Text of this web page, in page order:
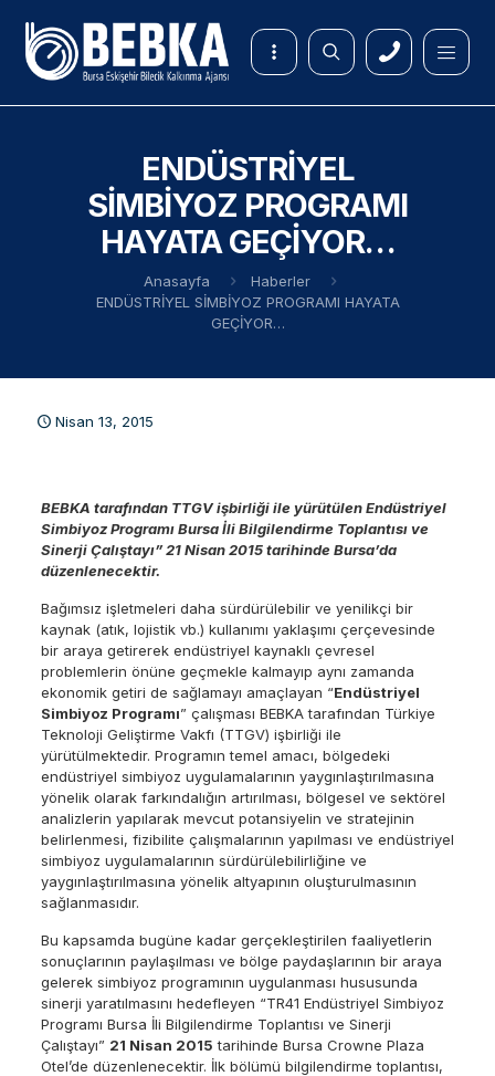
ENDÜSTRİYEL
SİMBİYOZ PROGRAMI
HAYATA GEÇİYOR…
Anasayfa
Haberler
ENDÜSTRİYEL SİMBİYOZ PROGRAMI HAYATA
GEÇİYOR…
Nisan 13, 2015
BEBKA tarafından TTGV işbirliği ile yürütülen Endüstriyel
Simbiyoz Programı Bursa İli Bilgilendirme Toplantısı ve
Sinerji Çalıştayı” 21 Nisan 2015 tarihinde Bursa’da
düzenlenecektir.
Bağımsız işletmeleri daha sürdürülebilir ve yenilikçi bir
kaynak (atık, lojistik vb.) kullanımı yaklaşımı çerçevesinde
bir araya getirerek endüstriyel kaynaklı çevresel
problemlerin önüne geçmekle kalmayıp aynı zamanda
ekonomik getiri de sağlamayı amaçlayan “Endüstriyel
Simbiyoz Programı” çalışması BEBKA tarafından Türkiye
Teknoloji Geliştirme Vakfı (TTGV) işbirliği ile
yürütülmektedir. Programın temel amacı, bölgedeki
endüstriyel simbiyoz uygulamalarının yaygınlaştırılmasına
yönelik olarak farkındalığın artırılması, bölgesel ve sektörel
analizlerin yapılarak mevcut potansiyelin ve stratejinin
belirlenmesi, fizibilite çalışmalarının yapılması ve endüstriyel
simbiyoz uygulamalarının sürdürülebilirliğine ve
yaygınlaştırılmasına yönelik altyapının oluşturulmasının
sağlanmasıdır.
Bu kapsamda bugüne kadar gerçekleştirilen faaliyetlerin
sonuçlarının paylaşılması ve bölge paydaşlarının bir araya
gelerek simbiyoz programının uygulanması hususunda
sinerji yaratılmasını hedefleyen “TR41 Endüstriyel Simbiyoz
Programı Bursa İli Bilgilendirme Toplantısı ve Sinerji
Çalıştayı” 21 Nisan 2015 tarihinde Bursa Crowne Plaza
Otel’de düzenlenecektir. İlk bölümü bilgilendirme toplantısı,